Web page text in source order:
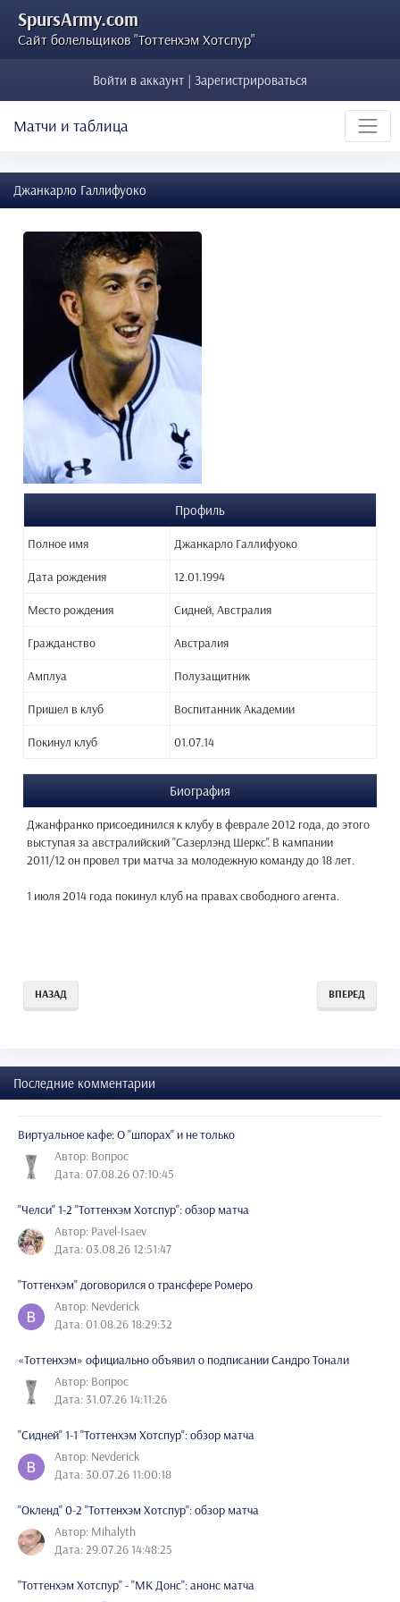
SpursArmy.com
Сайт болельщиков "Тоттенхэм Хотспур"
Войти в аккаунт | Зарегистрироваться
Матчи и таблица
Джанкарло Галлифуоко
Профиль
Полное имя Джанкарло Галлифуоко
Дата рождения 12.01.1994
Место рождения Сидней, Австралия
Гражданство Австралия
Амплуа Полузащитник
Пришел в клуб Воспитанник Академии
Покинул клуб 01.07.14
Биография
Джанфранко присоединился к клубу в феврале 2012 года, до этого
выступая за австралийский "Сазерлэнд Шеркс". В кампании
2011/12 он провел три матча за молодежную команду до 18 лет.
1 июля 2014 года покинул клуб на правах свободного агента.
НАЗАД ВПЕРЕД
Последние комментарии
Виртуальное кафе: О "шпорах" и не только
Автор: Вопрос
Дата: 07.08.26 07:10:45
"Челси" 1-2 "Тоттенхэм Хотспур": обзор матча
Автор: Pavel-Isaev
Дата: 03.08.26 12:51:47
"Тоттенхэм" договорился о трансфере Ромеро
Автор: Nevderick
Дата: 01.08.26 18:29:32
«Тоттенхэм» официально объявил о подписании Сандро Тонали
Автор: Вопрос
Дата: 31.07.26 14:11:26
"Сидней" 1-1 "Тоттенхэм Хотспур": обзор матча
Автор: Nevderick
Дата: 30.07.26 11:00:18
"Окленд" 0-2 "Тоттенхэм Хотспур": обзор матча
Автор: Mihalyth
Дата: 29.07.26 14:48:25
"Тоттенхэм Хотспур" - "МК Донс": анонс матча